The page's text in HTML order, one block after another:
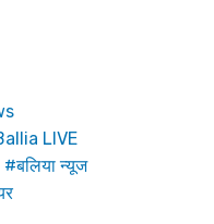
LIVE
बलिया न्यूज